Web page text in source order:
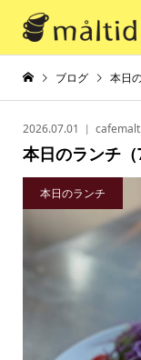
ブログ 本日
2026.07.01
本日のランチ（
本日のランチ